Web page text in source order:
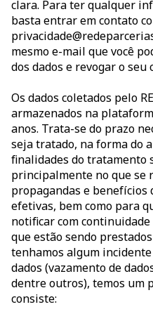
clara. Para ter qualquer
basta entrar em contato
mesmo e-mail que você
dos dados e revogar o seu
Os dados coletados pelo
armazenados na
anos. Trata-se do prazo
seja tratado, na forma do
finalidades do tratamento
principalmente no que se
propagandas e benefícios
efetivas, bem como para
notificar com
que estão sendo
tenhamos algum
dados (vazamento de
dentre outros), temos um
consiste: